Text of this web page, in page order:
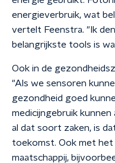
energieverbruik, wat
vertelt Feenstra. "Ik
belangrijkste tools is
Ook in de
"Als we sensoren
gezondheid goed
medicijngebruik kunnen
al dat soort zaken, is
toekomst. Ook met
maatschappij,